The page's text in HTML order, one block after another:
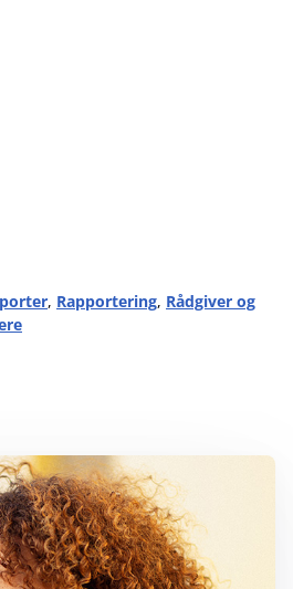
, Rapportering, Rådgiver og